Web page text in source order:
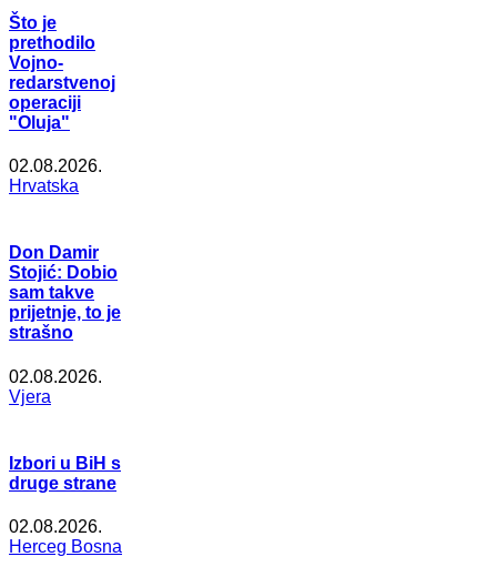
Što je
prethodilo
Vojno-
redarstvenoj
operaciji
"Oluja"
02.08.2026.
Hrvatska
Don Damir
Stojić: Dobio
sam takve
prijetnje, to je
strašno
02.08.2026.
Vjera
Izbori u BiH s
druge strane
02.08.2026.
Herceg Bosna